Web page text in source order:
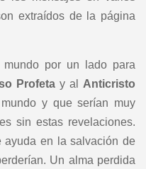
extraídos de la página
por un lado para
Profetay al Anticristo
y que serían muy
sin estas revelaciones.
ayuda en la salvación de
Un alma perdida